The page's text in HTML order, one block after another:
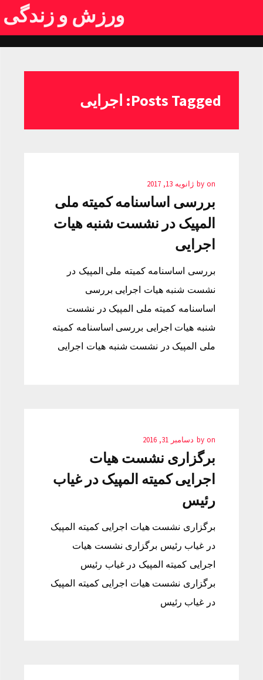
ورزش و زندگی
Posts Tagged: اجرایی
by on ژانویه 13, 2017
بررسی اساسنامه کمیته ملی
المپیک در نشست شنبه هیات
اجرایی
بررسی اساسنامه کمیته ملی المپیک در
نشست شنبه هیات اجرایی بررسی
اساسنامه کمیته ملی المپیک در نشست
شنبه هیات اجرایی بررسی اساسنامه کمیته
ملی المپیک در نشست شنبه هیات اجرایی
by on دسامبر 31, 2016
برگزاری نشست هیات
اجرایی کمیته المپیک در غیاب
رئیس
برگزاری نشست هیات اجرایی کمیته المپیک
در غیاب رئیس برگزاری نشست هیات
اجرایی کمیته المپیک در غیاب رئیس
برگزاری نشست هیات اجرایی کمیته المپیک
در غیاب رئیس